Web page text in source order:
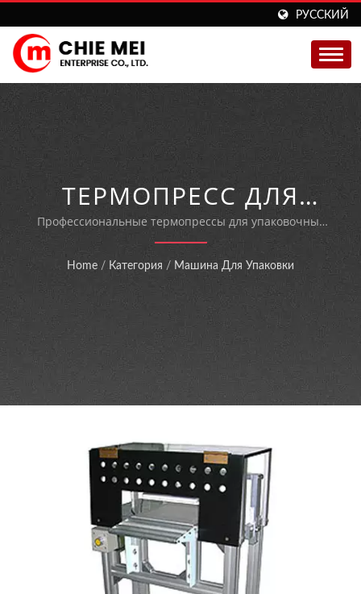
РУССКИЙ
ТЕРМОПРЕСС ДЛЯ
УПАКОВОЧНЫХ
МАШИН - РЕШЕНИЯ
ДЛЯ
ТЕРМОУСАДОЧНОЙ
ЗАПАЙКИ И
ТЕРМОПРЕССОВАНИЯ.
Профессиональные термопрессы для упаковочных
машин, обладающие двойной функцией запайки и
термоусадочной упаковки, а также
энергоэффективной технологией нагрева.
Home / Категория / Машина Для Упаковки